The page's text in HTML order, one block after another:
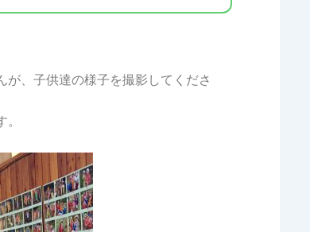
、子供達の様子を撮影してくださ